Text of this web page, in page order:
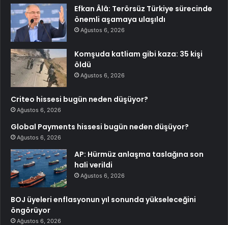
Efkan Âlâ: Terörsüz Türkiye sürecinde
önemli aşamaya ulaşıldı
Ağustos 6, 2026
Komşuda katliam gibi kaza: 35 kişi
öldü
Ağustos 6, 2026
Criteo hissesi bugün neden düşüyor?
Ağustos 6, 2026
Global Payments hissesi bugün neden düşüyor?
Ağustos 6, 2026
AP: Hürmüz anlaşma taslağına son
hali verildi
Ağustos 6, 2026
BOJ üyeleri enflasyonun yıl sonunda yükseleceğini
öngörüyor
Ağustos 6, 2026